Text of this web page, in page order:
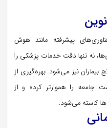
پیشرفته مانند هوش
نه تنها دقت خدمات پزشکی را
بیماران نیز می‌شود. بهره‌گیری از
جامعه را هموارتر کرده و از
کاسته می‌شود.